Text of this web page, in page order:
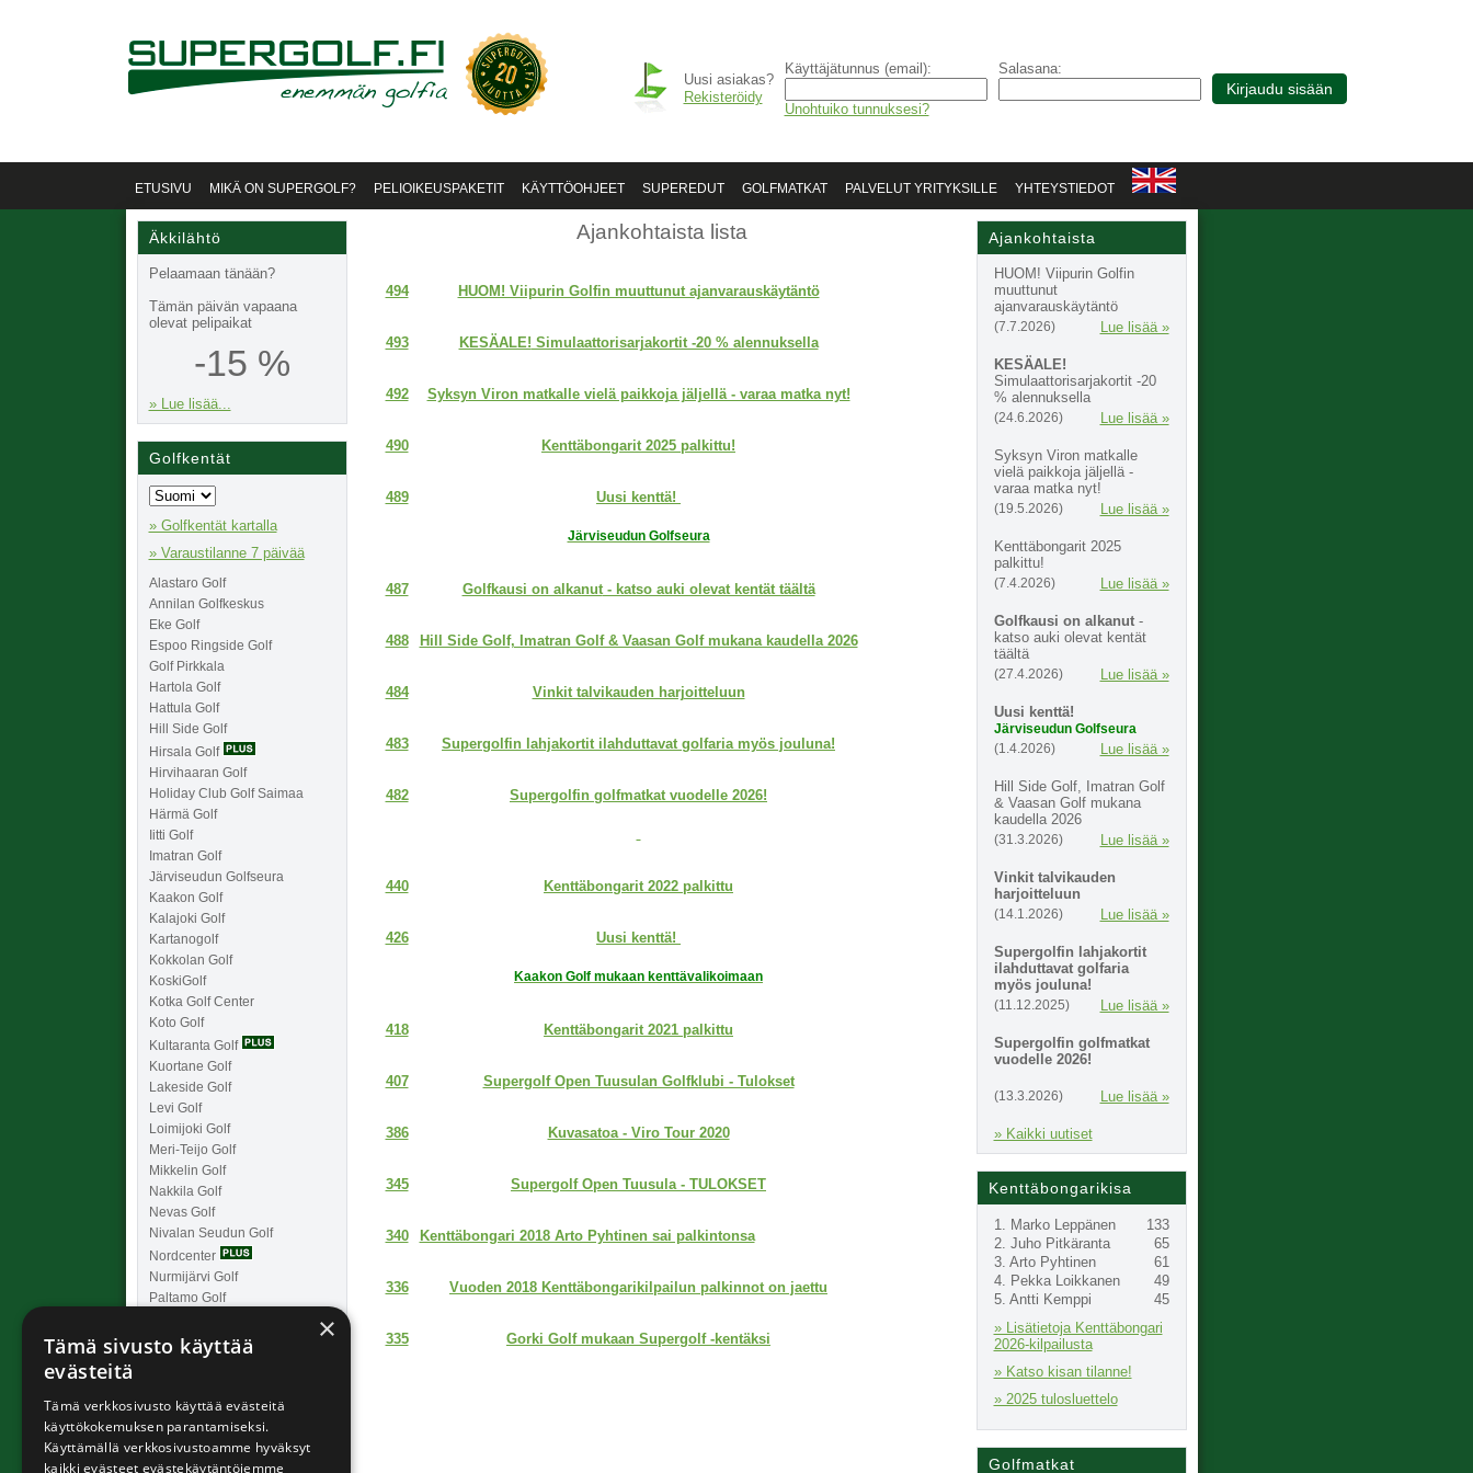
Uusi asiakas?
Rekisteröidy
Käyttäjätunnus (email):
Unohtuiko tunnuksesi?
Salasana:
ETUSIVU MIKÄ ON SUPERGOLF? PELIOIKEUSPAKETIT KÄYTTÖOHJEET SUPEREDUT GOLFMATKAT PALVELUT YRITYKSILLE YHTEYSTIEDOT
Äkkilähtö
Pelaamaan tänään?
Tämän päivän vapaana
olevat pelipaikat
-15 %
» Lue lisää...
Golfkentät
» Golfkentät kartalla
» Varaustilanne 7 päivää
Alastaro Golf
Annilan Golfkeskus
Eke Golf
Espoo Ringside Golf
Golf Pirkkala
Hartola Golf
Hattula Golf
Hill Side Golf
Hirsala Golf
Hirvihaaran Golf
Holiday Club Golf Saimaa
Härmä Golf
Iitti Golf
Imatran Golf
Järviseudun Golfseura
Kaakon Golf
Kalajoki Golf
Kartanogolf
Kokkolan Golf
KoskiGolf
Kotka Golf Center
Koto Golf
Kultaranta Golf
Kuortane Golf
Lakeside Golf
Levi Golf
Loimijoki Golf
Meri-Teijo Golf
Mikkelin Golf
Nakkila Golf
Nevas Golf
Nivalan Seudun Golf
Nordcenter
Nurmijärvi Golf
Paltamo Golf
Poltinkoski Golf
Porin Golfkerho
PuulaGolf
Ruuhikoskigolf
Ruukkigolf
Uudenkaupungin Golfklubi
Ajankohtaista lista
494 HUOM! Viipurin Golfin muuttunut ajanvarauskäytäntö
493 KESÄALE! Simulaattorisarjakortit -20 % alennuksella
492 Syksyn Viron matkalle vielä paikkoja jäljellä - varaa matka nyt!
490 Kenttäbongarit 2025 palkittu!
489 Uusi kenttä!
Järviseudun Golfseura
487 Golfkausi on alkanut- katso auki olevat kentät täältä
488 Hill Side Golf, Imatran Golf & Vaasan Golf mukana kaudella 2026
484 Vinkit talvikauden harjoitteluun
483 Supergolfin lahjakortit ilahduttavat golfaria myös jouluna!
482 Supergolfin golfmatkat vuodelle 2026!
440 Kenttäbongarit 2022 palkittu
426 Uusi kenttä!
Kaakon Golf mukaan kenttävalikoimaan
418 Kenttäbongarit 2021 palkittu
407 Supergolf Open Tuusulan Golfklubi - Tulokset
386 Kuvasatoa - Viro Tour 2020
345 Supergolf Open Tuusula - TULOKSET
340 Kenttäbongari 2018 Arto Pyhtinen sai palkintonsa
336 Vuoden 2018 Kenttäbongarikilpailun palkinnot on jaettu
335 Gorki Golf mukaan Supergolf -kentäksi
Ajankohtaista
HUOM! Viipurin Golfin
muuttunut
ajanvarauskäytäntö
Lue lisää »
(7.7.2026)
KESÄALE!
Simulaattorisarjakortit -20
% alennuksella
Lue lisää »
(24.6.2026)
Syksyn Viron matkalle
vielä paikkoja jäljellä -
varaa matka nyt!
Lue lisää »
(19.5.2026)
Kenttäbongarit 2025
palkittu!
Lue lisää »
(7.4.2026)
Golfkausi on alkanut-
katso auki olevat kentät
täältä
Lue lisää »
(27.4.2026)
Uusi kenttä!
Järviseudun Golfseura
Lue lisää »
(1.4.2026)
Hill Side Golf, Imatran Golf
& Vaasan Golf mukana
kaudella 2026
Lue lisää »
(31.3.2026)
Vinkit talvikauden
harjoitteluun
Lue lisää »
(14.1.2026)
Supergolfin lahjakortit
ilahduttavat golfaria
myös jouluna!
Lue lisää »
(11.12.2025)
Supergolfin golfmatkat
vuodelle 2026!
Lue lisää »
(13.3.2026)
» Kaikki uutiset
Kenttäbongarikisa
133
1. Marko Leppänen
65
2. Juho Pitkäranta
61
3. Arto Pyhtinen
49
4. Pekka Loikkanen
45
5. Antti Kemppi
» Lisätietoja Kenttäbongari
2026-kilpailusta
» Katso kisan tilanne!
» 2025 tulosluettelo
Golfmatkat
×
Tämä sivusto käyttää
evästeitä
Tämä verkkosivusto käyttää evästeitä
käyttökokemuksen parantamiseksi.
Käyttämällä verkkosivustoamme hyväksyt
kaikki evästeet evästekäytäntöjemme